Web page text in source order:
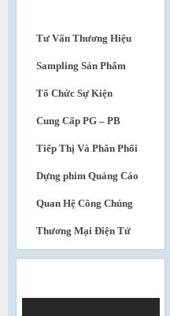
Tư Vấn Thương Hiệu
Sampling Sản Phẩm
Tổ Chức Sự Kiện
Cung Cấp PG – PB
Tiếp Thị Và Phân Phối
Dựng phim Quảng Cáo
Quan Hệ Công Chúng
Thương Mại Điện Tử